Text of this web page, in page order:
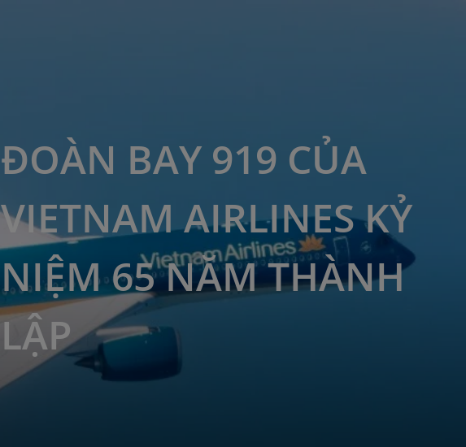
ĐOÀN BAY 919 CỦA
VIETNAM AIRLINES KỶ
NIỆM 65 NĂM THÀNH
LẬP